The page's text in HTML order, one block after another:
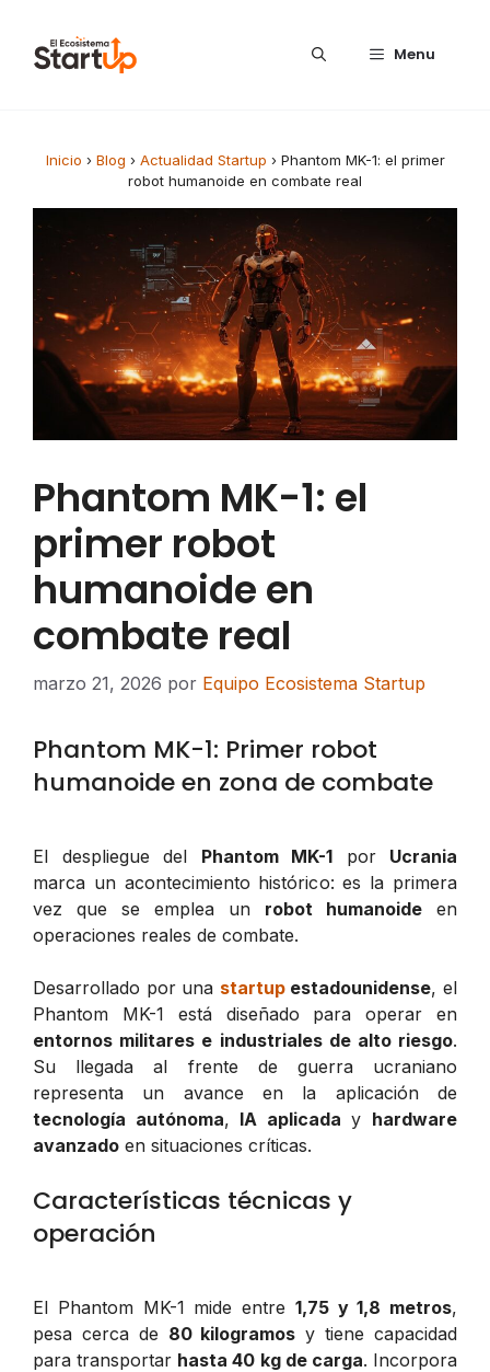
Menu
Inicio › Blog › Actualidad Startup › Phantom MK-1: el primer
robot humanoide en combate real
Phantom MK-1: el
primer robot
humanoide en
combate real
marzo 21, 2026 por Equipo Ecosistema Startup
Phantom MK-1: Primer robot
humanoide en zona de combate
El despliegue del Phantom MK-1 por Ucrania
marca un acontecimiento histórico: es la primera
vez que se emplea un robot humanoide en
operaciones reales de combate.
Desarrollado por una startupestadounidense, el
Phantom MK-1 está diseñado para operar en
entornos militares e industriales de alto riesgo.
Su llegada al frente de guerra ucraniano
representa un avance en la aplicación de
tecnología autónoma, IA aplicada y hardware
avanzado en situaciones críticas.
Características técnicas y
operación
El Phantom MK-1 mide entre 1,75 y 1,8 metros,
pesa cerca de 80 kilogramos y tiene capacidad
para transportar hasta 40 kg de carga. Incorpora